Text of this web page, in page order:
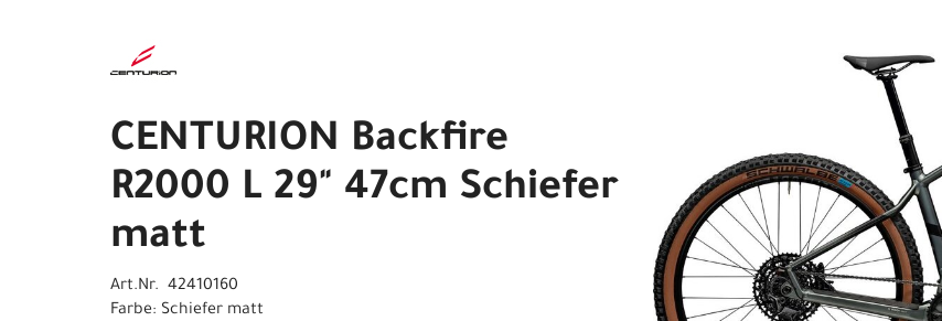
CENTURION Backfire
R2000 L 29" 47cm Schiefer
matt
Art.Nr. 42410160
Farbe: Schiefer matt